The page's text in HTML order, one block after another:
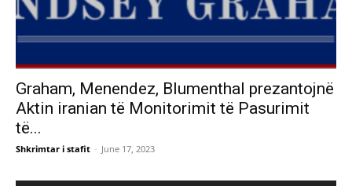
Graham, Menendez, Blumenthal prezantojnë
Aktin iranian të Monitorimit të Pasurimit
të...
Shkrimtar i stafit - June 17, 2023